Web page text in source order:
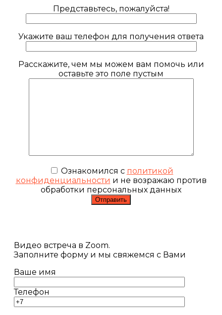
Представьтесь, пожалуйста!
Укажите ваш телефон для получения ответа
Расскажите, чем мы можем вам помочь или
оставьте это поле пустым
Ознакомился с политикой
конфиденциальности и не возражаю против
обработки персональных данных
Видео встреча в Zoom.
Заполните форму и мы свяжемся с Вами
Ваше имя
Телефон